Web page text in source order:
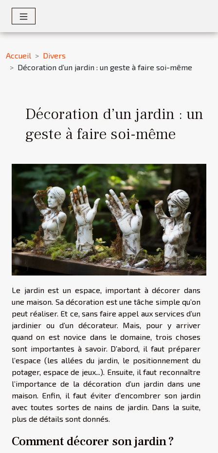
Accueil
Divers
Décoration d’un jardin : un geste à faire soi-même
Décoration d’un jardin : un
geste à faire soi-même
Le jardin est un espace, important à décorer dans
une maison. Sa décoration est une tâche simple qu’on
peut réaliser. Et ce, sans faire appel aux services d’un
jardinier ou d’un décorateur. Mais, pour y arriver
quand on est novice dans le domaine, trois choses
sont importantes à savoir. D’abord, il faut préparer
l’espace (les allées du jardin, le positionnement du
potager, espace de jeux...). Ensuite, il faut reconnaître
l’importance de la décoration d’un jardin dans une
maison. Enfin, il faut éviter d’encombrer son jardin
avec toutes sortes de nains de jardin. Dans la suite,
plus de détails sont donnés.
Comment décorer son jardin ?